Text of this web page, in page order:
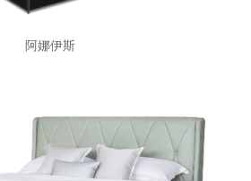
阿娜伊斯